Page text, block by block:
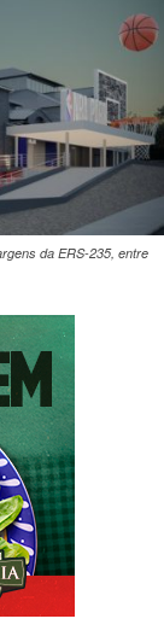
da ERS-235, entre